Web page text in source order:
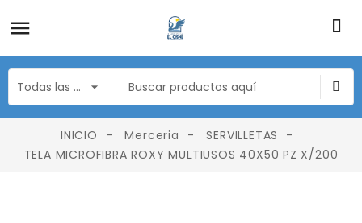
INICIO Merceria
SERVILLETAS
TELA MICROFIBRA ROXY MULTIUSOS 40X50 PZ X/200